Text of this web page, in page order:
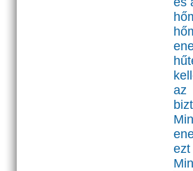
az
ezt